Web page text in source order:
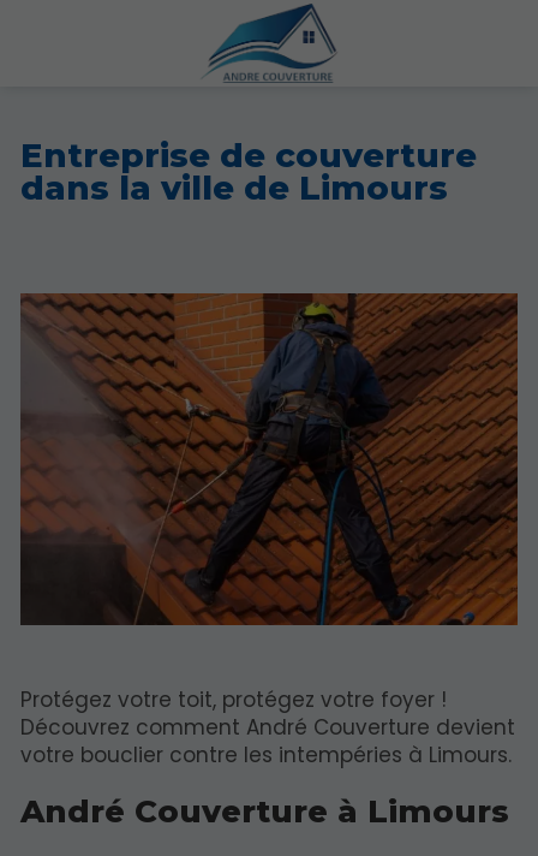
Entreprise de couverture
dans la ville de Limours
Protégez votre toit, protégez votre foyer !
Découvrez comment André Couverture devient
votre bouclier contre les intempéries à Limours.
André Couverture à Limours